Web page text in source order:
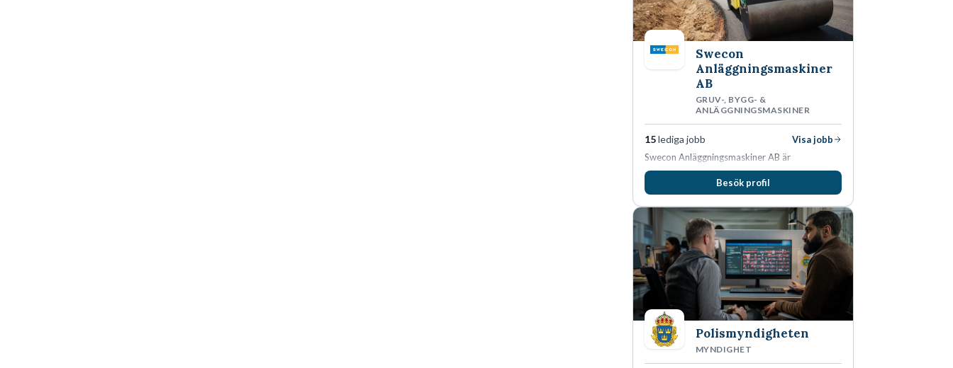
Swecon
Anläggningsmaskiner
AB
GRUV-, BYGG- &
ANLÄGGNINGSMASKINER
15lediga jobb
Visa jobb
Swecon Anläggningsmaskiner AB är
återförsäljare av Volvo Construction Equipment
i Sverige, Estland, Lettland, Litauen samt delar
av Tyskland.
Besök profil
Polismyndigheten
MYNDIGHET